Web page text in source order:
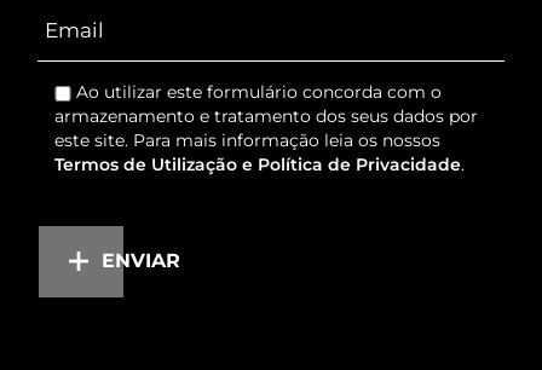
Ao utilizar este formulário concorda com o
armazenamento e tratamento dos seus dados por
este site. Para mais informação leia os nossos
Termos de Utilização e Política de Privacidade.
ENVIAR